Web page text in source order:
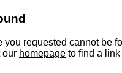
you requested cannot be
our homepage to find a